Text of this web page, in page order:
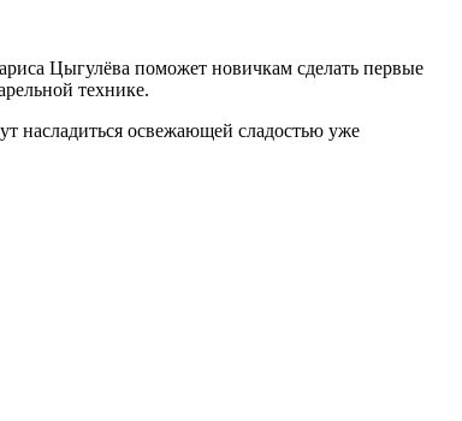
Цыгулёва поможет новичкам сделать первые
технике.
насладиться освежающей сладостью уже